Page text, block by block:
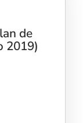
de
2019)